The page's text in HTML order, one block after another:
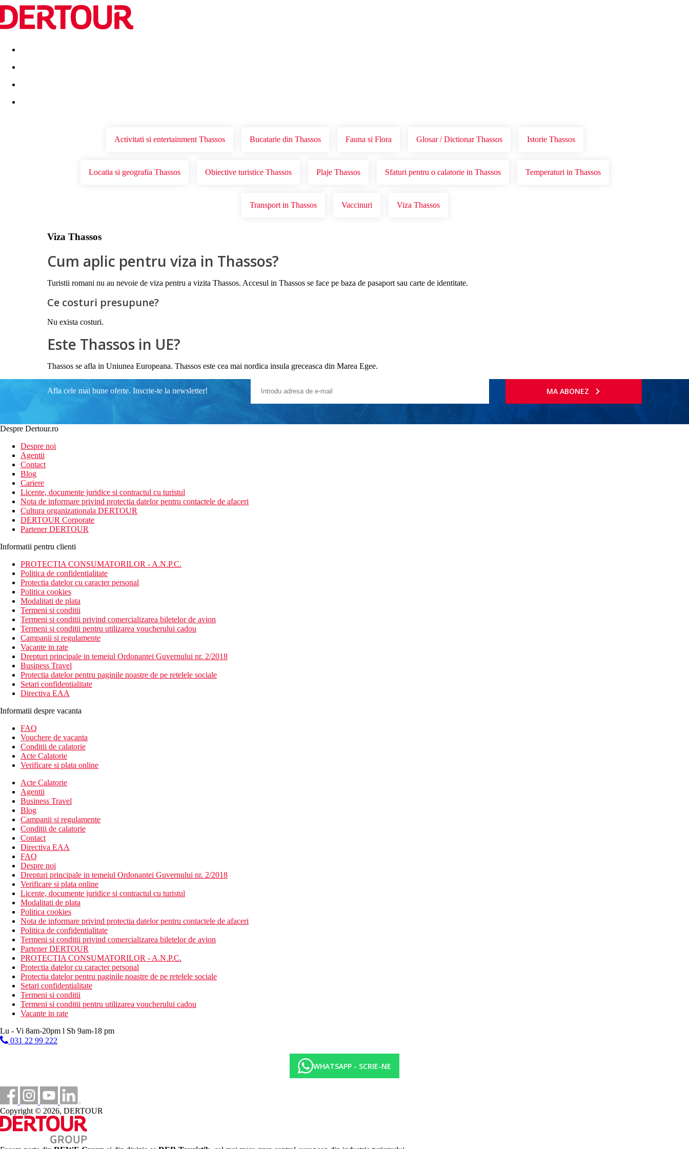
Destinatii Vacanta perfecta OFERTE DE NERATAT
Activitati si entertainment Thassos Bucatarie din Thassos Fauna si Flora Glosar / Dictionar Thassos Istorie Thassos
Locatia si geografia Thassos Obiective turistice Thassos Plaje Thassos Sfaturi pentru o calatorie in Thassos Temperaturi in Thassos
Transport in Thassos Vaccinuri Viza Thassos
Viza Thassos
Cum aplic pentru viza in Thassos?
Turistii romani nu au nevoie de viza pentru a vizita Thassos. Accesul in Thassos se face pe baza de pasaport sau carte de identitate.
Ce costuri presupune?
Nu exista costuri.
Este Thassos in UE?
Thassos se afla in Uniunea Europeana. Thassos este cea mai nordica insula greceasca din Marea Egee.
Afla cele mai bune oferte. Inscrie-te la newsletter! MA ABONEZ
Despre Dertour.ro
Despre noi
Agentii
Contact
Blog
Cariere
Licente, documente juridice si contractul cu turistul
Nota de informare privind protectia datelor pentru contactele de afaceri
Cultura organizationala DERTOUR
DERTOUR Corporate
Partener DERTOUR
Informatii pentru clienti
PROTECTIA CONSUMATORILOR - A.N.P.C.
Politica de confidentialitate
Protectia datelor cu caracter personal
Politica cookies
Modalitati de plata
Termeni si conditii
Termeni si conditii privind comercializarea biletelor de avion
Termeni si conditii pentru utilizarea voucherului cadou
Campanii si regulamente
Vacante in rate
Drepturi principale in temeiul Ordonantei Guvernului nr. 2/2018
Business Travel
Protectia datelor pentru paginile noastre de pe retelele sociale
Setari confidentialitate
Directiva EAA
Informatii despre vacanta
FAQ
Vouchere de vacanta
Conditii de calatorie
Acte Calatorie
Verificare si plata online
Acte Calatorie
Agentii
Business Travel
Blog
Campanii si regulamente
Conditii de calatorie
Contact
Directiva EAA
FAQ
Despre noi
Drepturi principale in temeiul Ordonantei Guvernului nr. 2/2018
Verificare si plata online
Licente, documente juridice si contractul cu turistul
Modalitati de plata
Politica cookies
Nota de informare privind protectia datelor pentru contactele de afaceri
Politica de confidentialitate
Termeni si conditii privind comercializarea biletelor de avion
Partener DERTOUR
PROTECTIA CONSUMATORILOR - A.N.P.C.
Protectia datelor cu caracter personal
Protectia datelor pentru paginile noastre de pe retelele sociale
Setari confidentialitate
Termeni si conditii
Termeni si conditii pentru utilizarea voucherului cadou
Vacante in rate
Lu - Vi 8am-20pm l Sb 9am-18 pm
031 22 99 222
WHATSAPP - SCRIE-NE
Copyright © 2026, DERTOUR